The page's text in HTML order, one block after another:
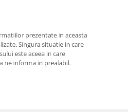
prezentate in aceasta
Singura situatie in care
este aceea in care
ne informa in prealabil.